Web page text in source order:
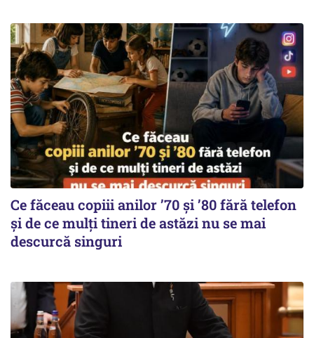
Ce făceau copiii anilor ’70 și ’80 fără telefon
și de ce mulți tineri de astăzi nu se mai
descurcă singuri